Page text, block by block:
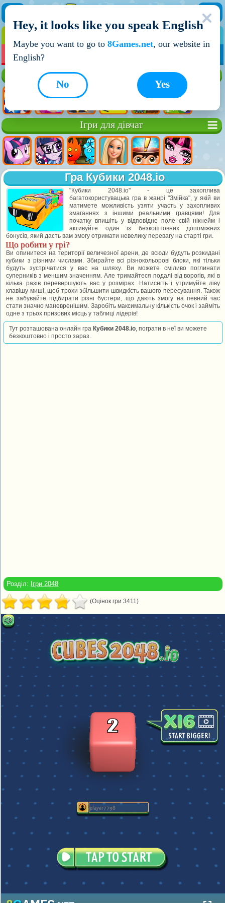
НОВІ ІГРИ
Ігри для дівчат
Гра Кубики 2048.io
"Кубики 2048.io" - це захоплива
багатокористувацька гра в жанрі "Змійка", у якій ви
матимете можливість узяти участь у захопливих
змаганнях з іншими реальними гравцями! Для
початку впишіть у відповідне поле свій нікнейм і
активуйте один із безкоштовних допоміжних
бонусів, який дасть вам змогу отримати невелику перевагу на старті гри.
Що робити у грі?
Ви опинитеся на території величезної арени, де всюди будуть розкидані
кубики з різними числами. Збирайте всі різнокольорові блоки, які тільки
будуть зустрічатися у вас на шляху. Ви можете сміливо поглинати
суперників з меншим значенням. Але тримайтеся подалі від ворогів, які в
кілька разів перевершують вас у розмірах. Натисніть і утримуйте ліву
клавішу миші, щоб трохи збільшити швидкість вашого пересування. Також
не забувайте підбирати різні бустери, що дають змогу на певний час
стати значно маневренішим. Заробіть максимальну кількість очок і займіть
одне з трьох призових місць у таблиці лідерів!
Тут розташована онлайн гра Кубики 2048.io, пограти в неї ви можете
безкоштовно і просто зараз.
Розділ: Ігри 2048
(Оцінок гри 3411)
Hey, it looks like you speak English
Maybe you want to go to 8Games.net, our website in
English?
Yes
No